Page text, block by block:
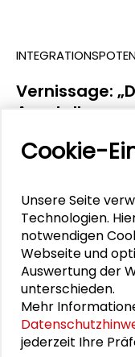
Vernissage:
Ausstellung
Vernissage zur
Sadri, die im
Praxis und
Universität
MEHR ERFAHREN
Cookie-
Unsere Seite
Technologien.
notwendigen
Webseite und
Auswertung der
unterschieden.
Mehr
jederzeit Ihre